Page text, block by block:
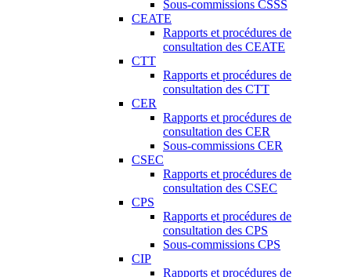
Sous-commissions CSSS
CEATE
Rapports et procédures de
consultation des CEATE
CTT
Rapports et procédures de
consultation des CTT
CER
Rapports et procédures de
consultation des CER
Sous-commissions CER
CSEC
Rapports et procédures de
consultation des CSEC
CPS
Rapports et procédures de
consultation des CPS
Sous-commissions CPS
CIP
Rapports et procédures de